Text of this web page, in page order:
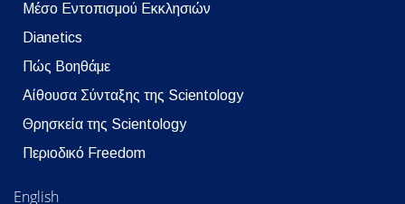
Μέσο Εντοπισμού Εκκλησιών
Dianetics
Πώς Βοηθάμε
Αίθουσα Σύνταξης της Scientology
Θρησκεία της Scientology
Περιοδικό Freedom
English